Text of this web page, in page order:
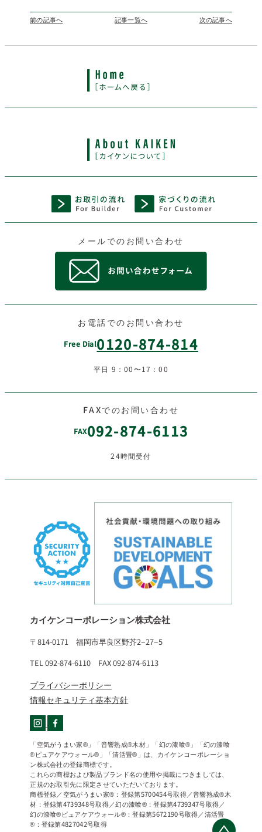
前の記事へ 記事一覧へ 次の記事へ
メールでのお問い合わせ
お電話でのお問い合わせ
Free Dial0120-874-814
平日 9：00〜17：00
FAXでのお問い合わせ
FAX092-874-6113
24時間受付
カイケンコーポレーション株式会社
〒814-0171 福岡市早良区野芥2−27−5
TEL 092-874-6110 FAX 092-874-6113
プライバシーポリシー
情報セキュリティ基本方針
「空気がうまい家®」「音響熟成®木材」「幻の漆喰®」「幻の漆喰
®ピュアケアウォール®」「清活畳®」は、カイケンコーポレーショ
ン株式会社の登録商標です。
これらの商標および製品ブランド名の使用や掲載につきましては、
正規のお取引先に限定させていただいております。
商標登録／空気がうまい家®：登録第5700454号取得／音響熟成®木
材：登録第4739348号取得／幻の漆喰®：登録第4739347号取得／
幻の漆喰®ピュアケアウォール®：登録第5672190号取得／清活畳
®：登録第4827042号取得